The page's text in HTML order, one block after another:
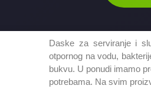
Daske za serviranje i
otpornog na vodu,
bukvu. U ponudi imamo
potrebama. Na svim